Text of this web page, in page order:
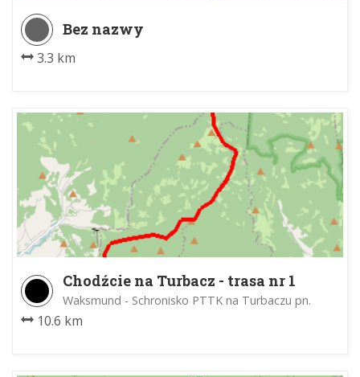
Bez nazwy
3.3 km
Chodźcie na Turbacz - trasa nr 1
Waksmund - Schronisko PTTK na Turbaczu pn.
10.6 km